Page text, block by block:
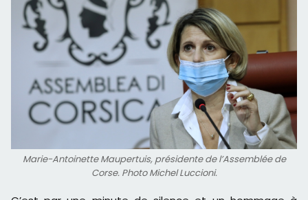
Marie-Antoinette Maupertuis, présidente de l’Assemblée de
Corse. Photo Michel Luccioni.